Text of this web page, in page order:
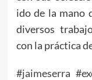
ido de la mano
diversos
con la práctica
#jaimeserra